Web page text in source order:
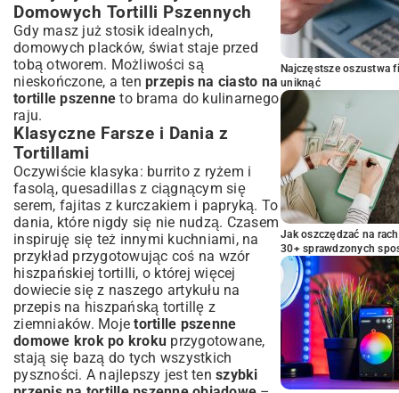
Domowych Tortilli Pszennych
Gdy masz już stosik idealnych,
domowych placków, świat staje przed
tobą otworem. Możliwości są
nieskończone, a ten przepis na ciasto na
tortille pszenne to brama do kulinarnego
raju.
Klasyczne Farsze i Dania z
Tortillami
Oczywiście klasyka: burrito z ryżem i
fasolą, quesadillas z ciągnącym się
serem, fajitas z kurczakiem i papryką. To
dania, które nigdy się nie nudzą. Czasem
inspiruję się też innymi kuchniami, na
przykład przygotowując coś na wzór
hiszpańskiej tortilli, o której więcej
dowiecie się z naszego artykułu na
przepis na hiszpańską tortillę z
ziemniaków. Mojetortille pszenne
domowe krok po kroku przygotowane,
stają się bazą do tych wszystkich
pyszności. A najlepszy jest ten szybki
Najczęstsze oszustwa
uniknąć
Jak oszczędzać na
30+ sprawdzonych